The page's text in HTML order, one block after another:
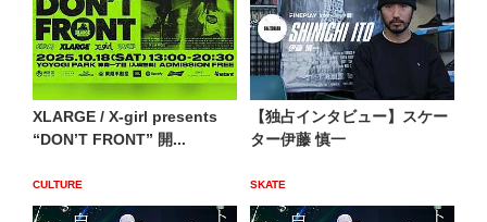
XLARGE / X-girl presents
“DON’T FRONT” 開...
CULTURE
【独占インタビュー】スケー
ター伊藤 慎一
SKATE